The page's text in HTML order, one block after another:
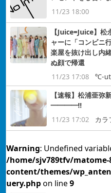
11/23 18:00
【Juice=Juice】
ャーに「コンビニ
楽屋を抜け出し内
ぬ顔で帰還
11/23 17:08
℃-
【速報】松浦亜
━━━━!!
11/23 17:02
カラ
Warning: Undefined
/home/sjv789tfv/
content/themes/
uery.phpon line9